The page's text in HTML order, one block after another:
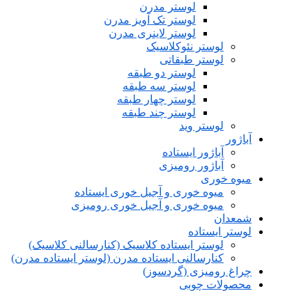
لوستر مدرن
لوستر تک آویز مدرن
لوستر لاینری مدرن
لوستر نئوکلاسیک
لوستر طبقاتی
لوستر دو طبقه
لوستر سه طبقه
لوستر چهار طبقه
لوستر چند طبقه
لوستر وید
آباژور
آباژور ایستاده
آباژور رومیزی
میوه خوری
میوه خوری و آجیل خوری ایستاده
میوه خوری و آجیل خوری رومیزی
شمعدان
لوستر ایستاده
لوستر ایستاده کلاسیک (کنارسالنی کلاسیک)
کنارسالنی ایستاده مدرن (لوستر ایستاده مدرن)
چراغ رومیزی (گردسوز)
محصولات چوبی